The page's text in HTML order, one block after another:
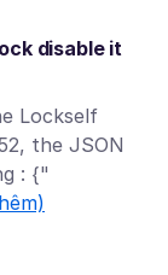
disable it
Lockself
the JSON
: {"